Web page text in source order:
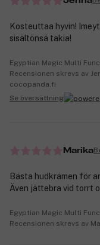
Kosteuttaa hyvin!
sisältönsä takia!
Egyptian Magic Multi
Recensionen skrevs av
cocopanda.fi
Se översättning
Marika
Bästa hudkrämen för
Även jättebra vid torrt
Egyptian Magic Multi
Recensionen skrevs av